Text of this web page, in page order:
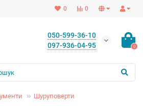
0
0
050-599-36-10
097-936-04-95
0
Шуруповерти